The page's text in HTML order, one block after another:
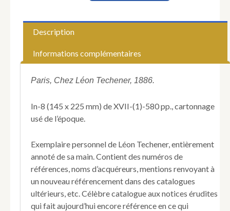
catalogue
d’une
livres
curieux,
rares,
documents
inédits
ou
imprimés,
de
Description
Informations complémentaires
Paris, Chez Léon Techener, 1886.
In-8 (145 x 225 mm) de XVII-(1)-580 pp., cartonnage
usé de l’époque.
Exemplaire personnel de Léon Techener, entièrement
annoté de sa main. Contient des numéros de
références, noms d’acquéreurs, mentions renvoyant à
un nouveau référencement dans des catalogues
ultérieurs, etc. Célèbre catalogue aux notices érudites
qui fait aujourd’hui encore référence en ce qui